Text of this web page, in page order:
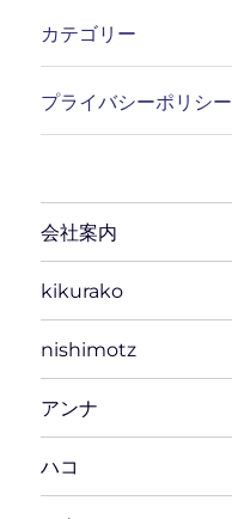
カテゴリー
プライバシーポリシー
会社案内
kikurako
nishimotz
アンナ
ハコ